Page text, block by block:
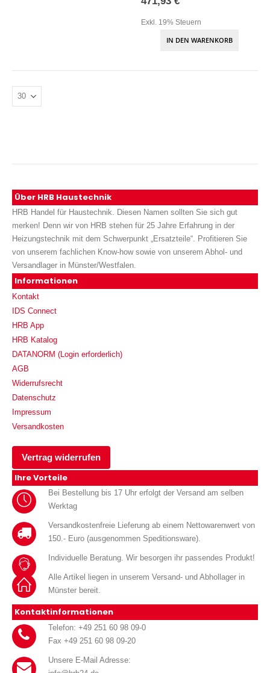
Exkl. 19% Steuern
IN DEN WARENKORB
Über HRB Haustechnik
HRB Handel für Haustechnik. Diesen Namen sollten Sie sich gut
merken! Denn wir von HRB stehen für 25 Jahre Erfahrung in der
Heizungstechnik mit dem Schwerpunkt „Ersatzteile“. Profitieren Sie
von unserem fachlichen Know-how sowie von unserem Abhol- und
Versandlager in Münster/Westfalen.
Informationen
Kontakt
IDS Connect
HRB App
HRB Katalog
DATANORM (Login erforderlich)
AGB
Widerrufsrecht
Datenschutz
Impressum
Versandkosten
Vertrag widerrufen
Ihre Vorteile
Bei Bestellung bis 17 Uhr erfolgt der Versand am selben
Werktag
Versandkostenfreie Lieferung ab einem Nettowarenwert von
150.- Euro (ausgenommen Speditionsware).
Individuelle Beratung. Wir besorgen ihr passendes Produkt!
Alle Artikel liegen in unserem Versand- und Abhollager in
Münster bereit.
Kontaktinformationen
Telefon: +49 251 60 98 09-0
Fax +49 251 60 98 09-20
Unsere E-Mail Adresse: